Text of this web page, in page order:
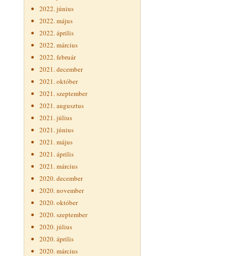
2022. június
2022. május
2022. április
2022. március
2022. február
2021. december
2021. október
2021. szeptember
2021. augusztus
2021. július
2021. június
2021. május
2021. április
2021. március
2020. december
2020. november
2020. október
2020. szeptember
2020. július
2020. április
2020. március